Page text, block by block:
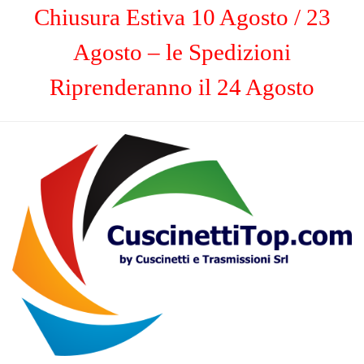
Chiusura Estiva 10 Agosto / 23
Agosto – le Spedizioni
Riprenderanno il 24 Agosto